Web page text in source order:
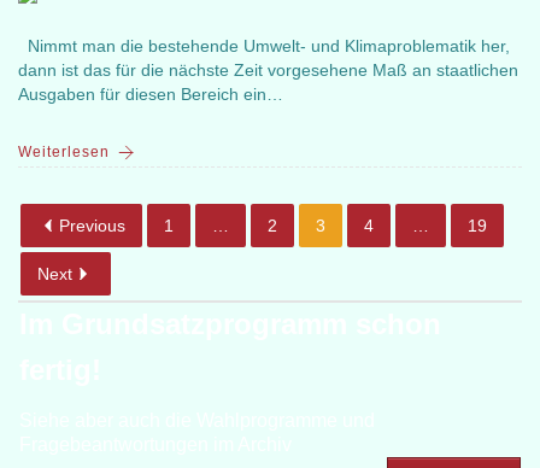
Nimmt man die bestehende Umwelt- und Klimaproblematik her,
dann ist das für die nächste Zeit vorgesehene Maß an staatlichen
Ausgaben für diesen Bereich ein…
Weiterlesen
Previous 1 2 3 4 19
Next